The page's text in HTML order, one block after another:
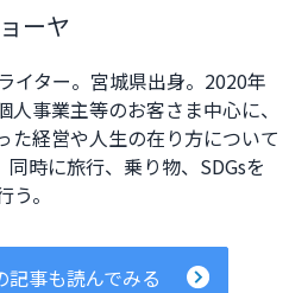
ーヤ
イター。宮城県出身。2020年
事業主等のお客さま中心に、
た経営や人生の在り方について
時に旅行、乗り物、SDGsを
。
記事も読んでみる